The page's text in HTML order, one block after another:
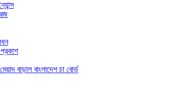
বাড়াল বাংলাদেশ চা বোর্ড